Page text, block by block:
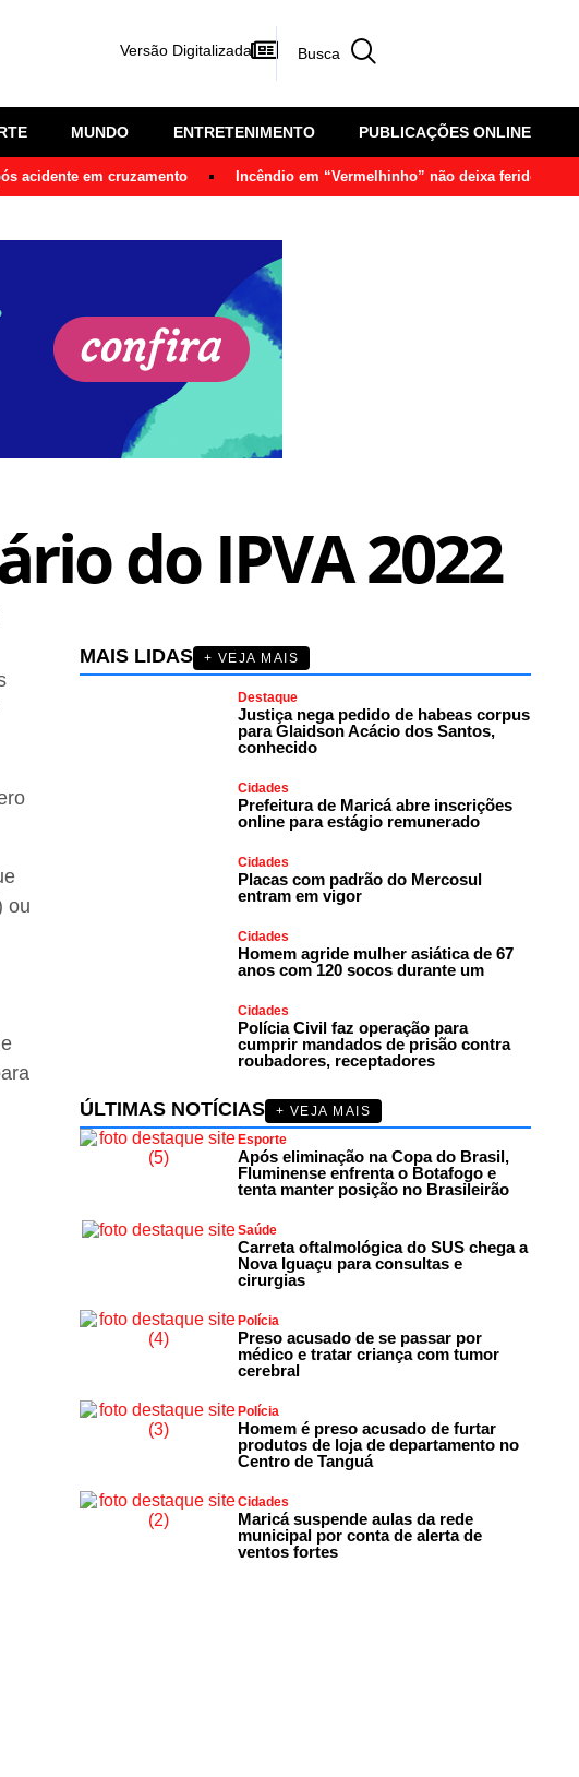
Versão Digitalizada
MUNDO ENTRETENIMENTO PUBLICAÇÕES ONLINE
acidente em cruzamento Incêndio em “Vermelhinho” não deixa feridos em
do IPVA 2022
ou
MAIS LIDAS + VEJA MAIS
Destaque
Justiça nega pedido de habeas corpus
para Glaidson Acácio dos Santos,
conhecido
Cidades
Prefeitura de Maricá abre inscrições
online para estágio remunerado
Cidades
Placas com padrão do Mercosul
entram em vigor
Cidades
Homem agride mulher asiática de 67
anos com 120 socos durante um
Cidades
Polícia Civil faz operação para
cumprir mandados de prisão contra
roubadores, receptadores
ÚLTIMAS NOTÍCIAS
+ VEJA MAIS
Esporte
Após eliminação na Copa do Brasil,
Fluminense enfrenta o Botafogo e
tenta manter posição no Brasileirão
Saúde
Carreta oftalmológica do SUS chega a
Nova Iguaçu para consultas e
cirurgias
Polícia
Preso acusado de se passar por
médico e tratar criança com tumor
cerebral
Polícia
Homem é preso acusado de furtar
produtos de loja de departamento no
Centro de Tanguá
Cidades
Maricá suspende aulas da rede
municipal por conta de alerta de
ventos fortes